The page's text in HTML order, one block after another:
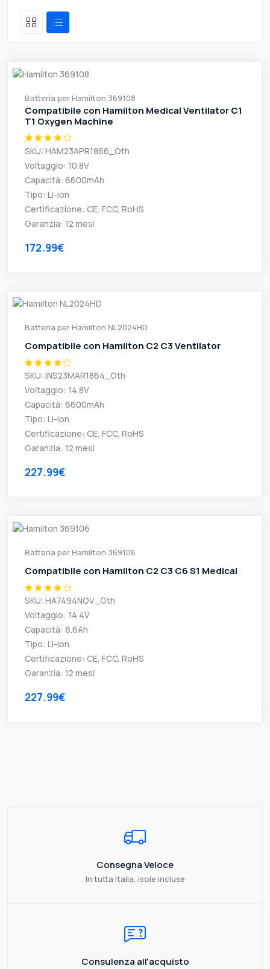
Batteria per Hamilton 369108
Compatibile con Hamilton Medical Ventilator C1
T1 Oxygen Machine
SKU: HAM23APR1866_Oth
Voltaggio: 10.8V
Capacità: 6600mAh
Tipo: Li-ion
Certificazione: CE, FCC, RoHS
Garanzia: 12 mesi
172.99€
Batteria per Hamilton NL2024HD
Compatibile con Hamilton C2 C3 Ventilator
SKU: INS23MAR1864_Oth
Voltaggio: 14.8V
Capacità: 6600mAh
Tipo: Li-ion
Certificazione: CE, FCC, RoHS
Garanzia: 12 mesi
227.99€
Batteria per Hamilton 369106
Compatibile con Hamilton C2 C3 C6 S1 Medical
SKU: HA7494NOV_Oth
Voltaggio: 14.4V
Capacità: 6.6Ah
Tipo: Li-ion
Certificazione: CE, FCC, RoHS
Garanzia: 12 mesi
227.99€
Consegna Veloce
In tutta Italia, isole incluse
Consulenza all'acquisto